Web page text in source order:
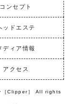
コンセプト
ッドエステ
ディア情報
アクセス
［Clipper］ All rights